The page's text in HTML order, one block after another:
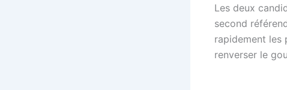
Les deux
second
rapidement les
renverser le